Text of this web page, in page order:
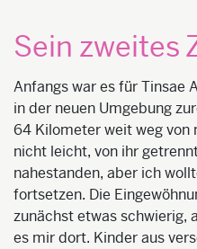
Sein zweites
Anfangs war es für Tinsae
in der neuen Umgebung
64 Kilometer weit weg von
nicht leicht, von ihr
nahestanden, aber ich
fortsetzen. Die
zunächst etwas
es mir dort. Kinder aus